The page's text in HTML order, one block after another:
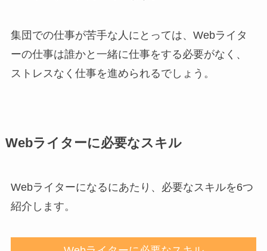
集団での仕事が苦手な人にとっては、Webライタ
ーの仕事は誰かと一緒に仕事をする必要がなく、
ストレスなく仕事を進められるでしょう。
Webライターに必要なスキル
Webライターになるにあたり、必要なスキルを6つ
紹介します。